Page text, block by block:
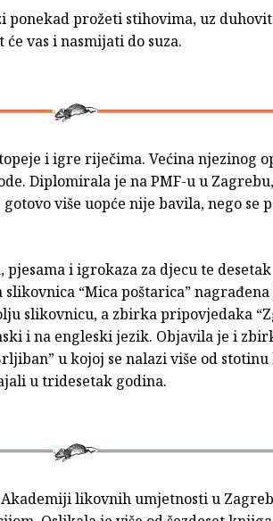
ponekad prožeti stihovima, uz
će vas i nasmijati do suza.
i igre riječima. Većina njezinog
Diplomirala je na PMF-u u
više uopće nije bavila, nego se
i igrokaza za djecu te desetak
“Mica poštarica” nagrađena
slikovnicu, a zbirka pripovjedaka
i na engleski jezik. Objavila je i
u kojoj se nalazi više od
u tridesetak godina.
likovnih umjetnosti u